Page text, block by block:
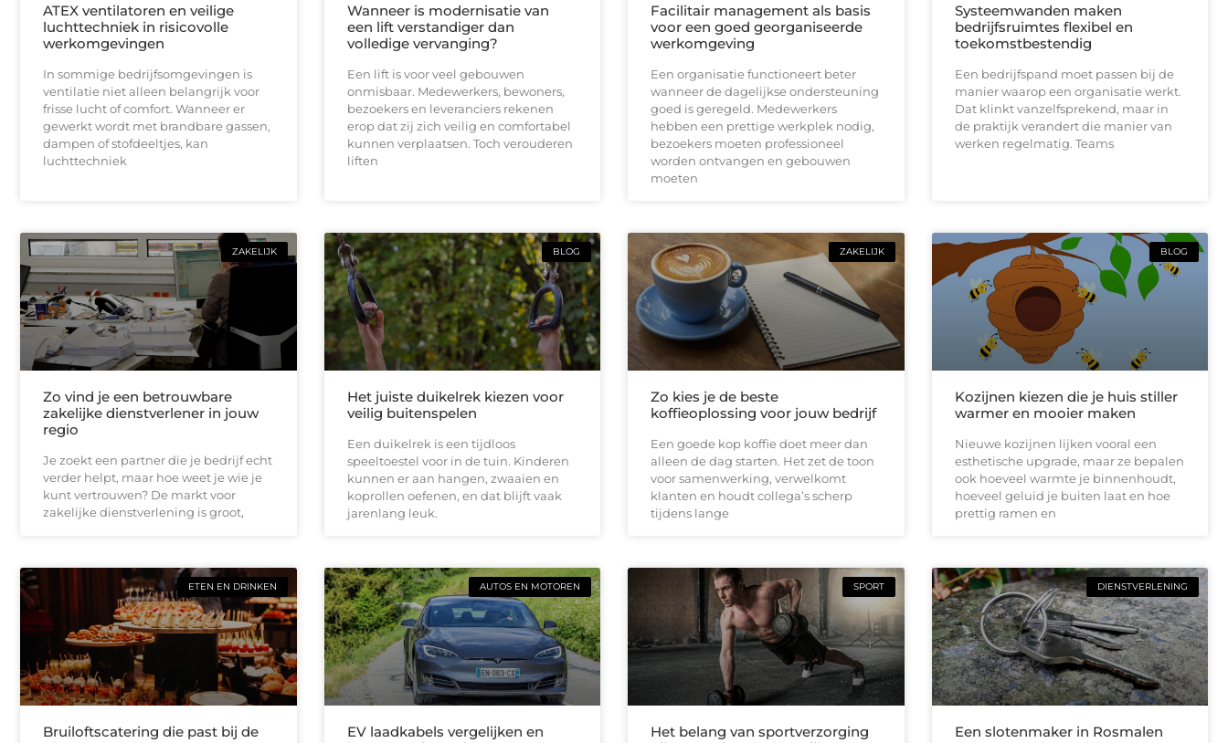
ATEX ventilatoren en veilige
luchttechniek in risicovolle
werkomgevingen
In sommige bedrijfsomgevingen is
ventilatie niet alleen belangrijk voor
frisse lucht of comfort. Wanneer er
gewerkt wordt met brandbare gassen,
dampen of stofdeeltjes, kan
luchttechniek
Wanneer is modernisatie van
een lift verstandiger dan
volledige vervanging?
Een lift is voor veel gebouwen
onmisbaar. Medewerkers, bewoners,
bezoekers en leveranciers rekenen
erop dat zij zich veilig en comfortabel
kunnen verplaatsen. Toch verouderen
liften
Facilitair management als basis
voor een goed georganiseerde
werkomgeving
Een organisatie functioneert beter
wanneer de dagelijkse ondersteuning
goed is geregeld. Medewerkers
hebben een prettige werkplek nodig,
bezoekers moeten professioneel
worden ontvangen en gebouwen
moeten
Systeemwanden maken
bedrijfsruimtes flexibel en
toekomstbestendig
Een bedrijfspand moet passen bij de
manier waarop een organisatie werkt.
Dat klinkt vanzelfsprekend, maar in
de praktijk verandert die manier van
werken regelmatig. Teams
ZAKELIJK
Zo vind je een betrouwbare
zakelijke dienstverlener in jouw
regio
Je zoekt een partner die je bedrijf echt
verder helpt, maar hoe weet je wie je
kunt vertrouwen? De markt voor
zakelijke dienstverlening is groot,
BLOG
Het juiste duikelrek kiezen voor
veilig buitenspelen
Een duikelrek is een tijdloos
speeltoestel voor in de tuin. Kinderen
kunnen er aan hangen, zwaaien en
koprollen oefenen, en dat blijft vaak
jarenlang leuk.
ZAKELIJK
Zo kies je de beste
koffieoplossing voor jouw bedrijf
Een goede kop koffie doet meer dan
alleen de dag starten. Het zet de toon
voor samenwerking, verwelkomt
klanten en houdt collega’s scherp
tijdens lange
BLOG
Kozijnen kiezen die je huis stiller
warmer en mooier maken
Nieuwe kozijnen lijken vooral een
esthetische upgrade, maar ze bepalen
ook hoeveel warmte je binnenhoudt,
hoeveel geluid je buiten laat en hoe
prettig ramen en
ETEN EN DRINKEN
Bruiloftscatering die past bij de
AUTOS EN MOTOREN
EV laadkabels vergelijken en
SPORT
Het belang van sportverzorging
DIENSTVERLENING
Een slotenmaker in Rosmalen